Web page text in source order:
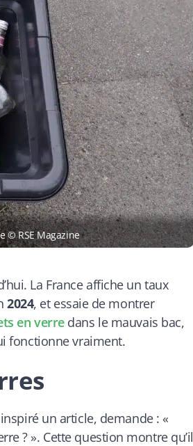
© RSE Magazine
La France affiche un taux
2024, et essaie de montrer
en verredans le mauvais bac,
fonctionne vraiment.
un article, demande : «
? ». Cette question montre qu’il